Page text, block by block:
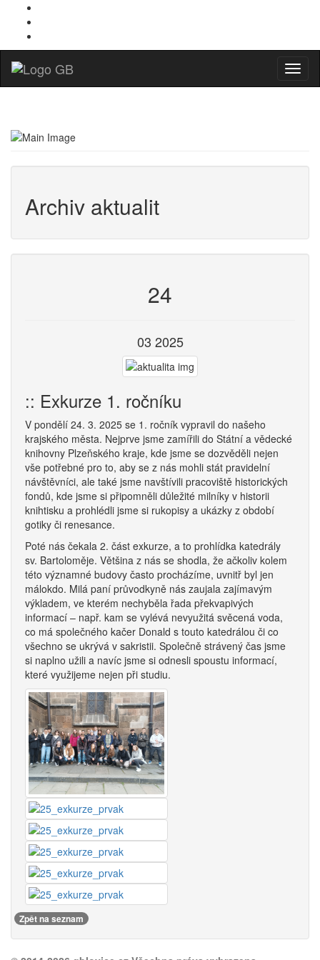
Menu
Archiv aktualit
24
03 2025
:: Exkurze 1. ročníku
V pondělí 24. 3. 2025 se 1. ročník vypravil do našeho
krajského města. Nejprve jsme zamířili do Státní a vědecké
knihovny Plzeňského kraje, kde jsme se dozvěděli nejen
vše potřebné pro to, aby se z nás mohli stát pravidelní
návštěvníci, ale také jsme navštívili pracoviště historických
fondů, kde jsme si připomněli důležité milníky v historii
knihtisku a prohlédli jsme si rukopisy a ukázky z období
gotiky či renesance.
Poté nás čekala 2. část exkurze, a to prohlídka katedrály
sv. Bartoloměje. Většina z nás se shodla, že ačkoliv kolem
této významné budovy často procházíme, uvnitř byl jen
málokdo. Milá paní průvodkyně nás zaujala zajímavým
výkladem, ve kterém nechyběla řada překvapivých
informací – např. kam se vylévá nevyužitá svěcená voda,
co má společného kačer Donald s touto katedrálou či co
všechno se ukrývá v sakristii. Společně strávený čas jsme
si naplno užili a navíc jsme si odnesli spoustu informací,
které využijeme nejen při studiu.
Zpět na seznam